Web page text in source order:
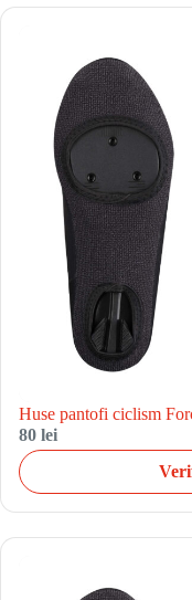
Huse pantofi ciclism
80 lei